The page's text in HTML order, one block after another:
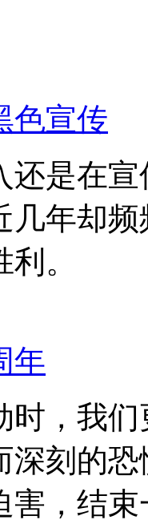
色宣传
还是在
几年却
。
年
时，我
深刻的
害，结